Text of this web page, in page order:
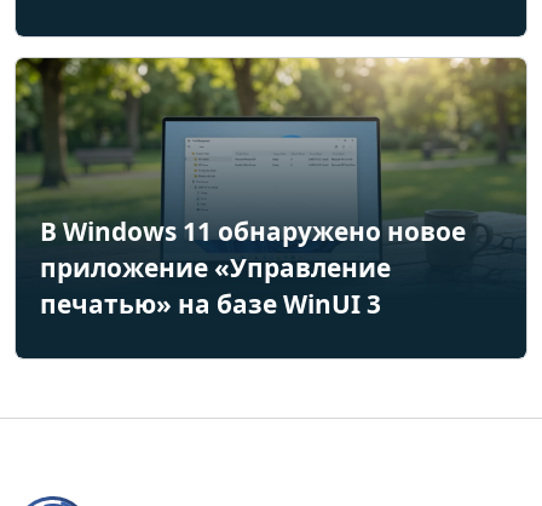
В Windows 11 обнаружено новое
приложение «Управление
печатью» на базе WinUI 3